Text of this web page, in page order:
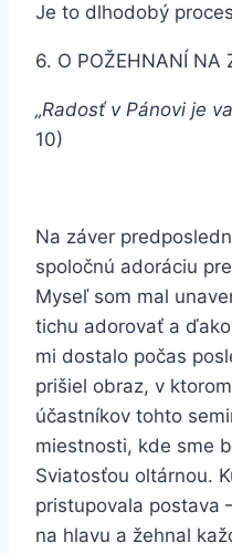
Je to dlhodobý
6. O POŽEHNANÍ NA
„Radosť v Pánovi je
10)
Na záver
spoločnú adoráciu
Myseľ som mal
tichu adorovať a
mi dostalo počas
prišiel obraz, v
účastníkov tohto
miestnosti, kde sme
Sviatosťou oltárnou.
pristupovala postava
na hlavu a žehnal